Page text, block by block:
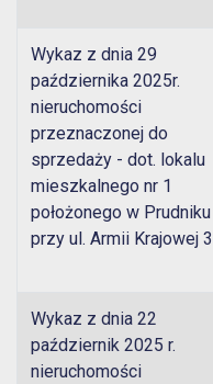
Wykaz z dnia 29
października 2025r.
nieruchomości
przeznaczonej do
sprzedaży - dot. lokalu
mieszkalnego nr 1
położonego w Prudniku
przy ul. Armii Krajowej 3
Wykaz z dnia 22
październik 2025 r.
nieruchomości